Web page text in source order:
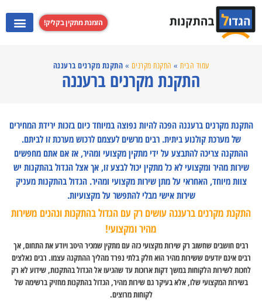
הזמנת מתקין בקליק!
עמוד הבית » התקנת מקרנים » התקנת מקרנים ברעננה
התקנת מקרנים ברעננה
התקנת מקרנים ברעננה הפכה להיות נפוצה במיוחד כיום בזכות ירידת המחירים
של מערכת קולנוע ביתית. רבים מרשים לעצמם לרכוש מערכת זו לביתם.
ההתקנה צריכה להתבצע על ידי מתקין מקצועי ומהיר, אז אם אתם מחפשים
שירות מהיר ומקצועי לא כל מתקין יכול לבצע זו, אך אצל הגדול בהתקנות יש
צוות מיוחד, האחראי על מתן שירות מקצועי ומהיר. הגדול בהתקנות מעניק
שירות אישי מבלי להתפשר על מקצועיות.
התקנת מקרנים ברעננה עושים רק עם הגדול בהתקנות ונהנים משירות
מהיר ומקצועי!
רבים חושבים שחשוב רק שירות מקצועי כזה עם מתקין שמכיר היטב ויודע את התחום, אך
רבים אינם יודעים ששירות מהיר הוא חלק בלתי נפרד מהליך ההתקנה עצמו. רבים נאלצים
לחכות לשירות הלקוחות במשך דקות ארוכות עד שהגיעו אל הגדול בהתקנות, שידוע לא רק
בשירות המקצועי שלו, אלא בעיקר גם שירות מהיר, הגדול בהתקנות מחזיק ברשימה של
לקוחות מרוצים.